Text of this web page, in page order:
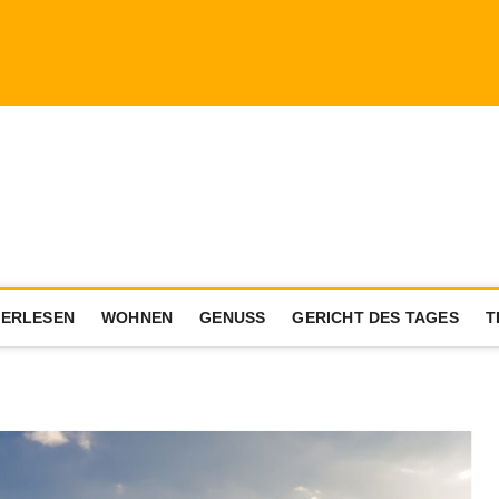
ERLESEN WOHNEN GENUSS GERICHT DES TAGES